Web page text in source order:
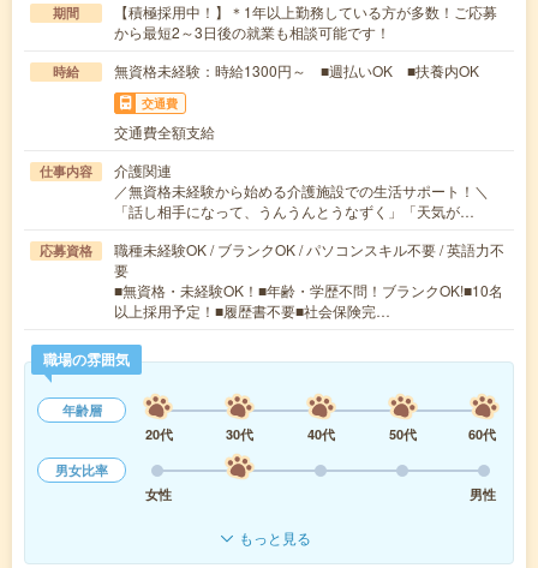
期間
【積極採用中！】＊1年以上勤務している方が多数！ご応募
から最短2～3日後の就業も相談可能です！
時給 無資格未経験：時給1300円～ ■週払いOK ■扶養内OK
交通費
交通費全額支給
仕事内容
介護関連
／無資格未経験から始める介護施設での生活サポート！＼
「話し相手になって、うんうんとうなずく」「天気が…
応募資格
職種未経験OK / ブランクOK / パソコンスキル不要 / 英語力不
要
■無資格・未経験OK！■年齢・学歴不問！ブランクOK!■10名
以上採用予定！■履歴書不要■社会保険完…
職場の雰囲気
年齢層
20代
30代 40代 50代
60代
男女比率
女性
男性
もっと見る